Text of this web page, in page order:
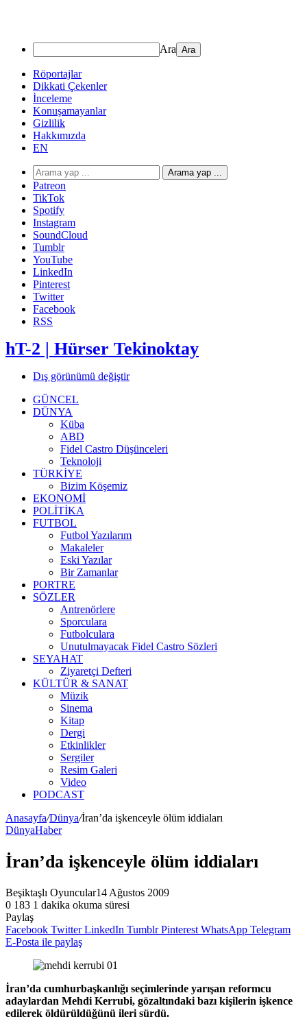
Ara
Röportajlar
Dikkati Çekenler
İnceleme
Konuşamayanlar
Gizlilik
Hakkımızda
EN
Arama yap ...
Patreon
TikTok
Spotify
Instagram
SoundCloud
Tumblr
YouTube
LinkedIn
Pinterest
Twitter
Facebook
RSS
hT-2 | Hürser Tekinoktay
Dış görünümü değiştir
GÜNCEL
DÜNYA
Küba
ABD
Fidel Castro Düşünceleri
Teknoloji
TÜRKİYE
Bizim Köşemiz
EKONOMİ
POLİTİKA
FUTBOL
Futbol Yazılarım
Makaleler
Eski Yazılar
Bir Zamanlar
PORTRE
SÖZLER
Antrenörlere
Sporculara
Futbolculara
Unutulmayacak Fidel Castro Sözleri
SEYAHAT
Ziyaretçi Defteri
KÜLTÜR & SANAT
Müzik
Sinema
Kitap
Dergi
Etkinlikler
Sergiler
Resim Galeri
Video
PODCAST
Anasayfa/Dünya/İran’da işkenceyle ölüm iddiaları
DünyaHaber
İran’da işkenceyle ölüm iddiaları
Beşiktaşlı Oyuncular14 Ağustos 2009
0 183 1 dakika okuma süresi
Paylaş
Facebook Twitter LinkedIn Tumblr Pinterest WhatsApp Telegram
E-Posta ile paylaş
İran’da cumhurbaşkanlığı seçimlerinde yarışan reformcu
adaylardan Mehdi Kerrubi, gözaltındaki bazı kişilerin işkence
edilerek öldürüldüğünü ileri sürdü.